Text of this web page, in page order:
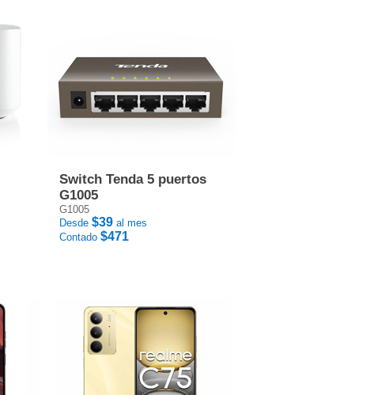
Switch Tenda 5 puertos
G1005
G1005
Desde $39 al mes
Contado $471